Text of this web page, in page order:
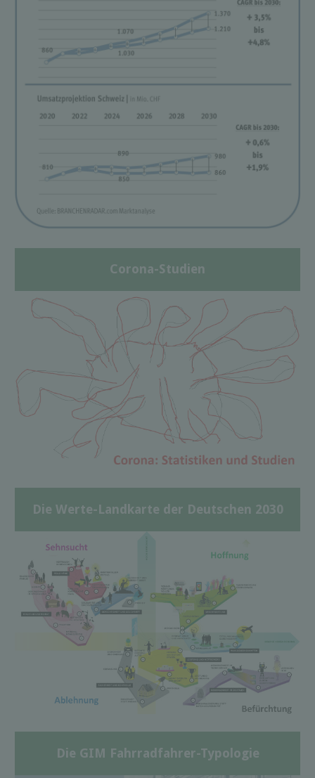
Corona-Studien
Die Werte-Landkarte der Deutschen 2030
Die GIM Fahrradfahrer-Typologie